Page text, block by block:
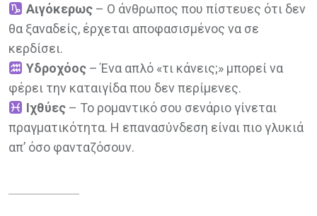
Αιγόκερως– Ο άνθρωπος που πίστευες ότι δεν
θα ξαναδείς, έρχεται αποφασισμένος να σε
κερδίσει.
Υδροχόος– Ένα απλό «τι κάνεις;» μπορεί να
φέρει την καταιγίδα που δεν περίμενες.
Ιχθύες– Το ρομαντικό σου σενάριο γίνεται
πραγματικότητα. Η επανασύνδεση είναι πιο γλυκιά
απ’ όσο φανταζόσουν.